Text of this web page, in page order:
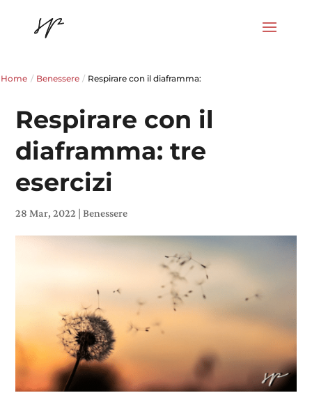
Home / Benessere / Respirare con il diaframma:
Respirare con il
diaframma: tre
esercizi
28 Mar, 2022 |Benessere